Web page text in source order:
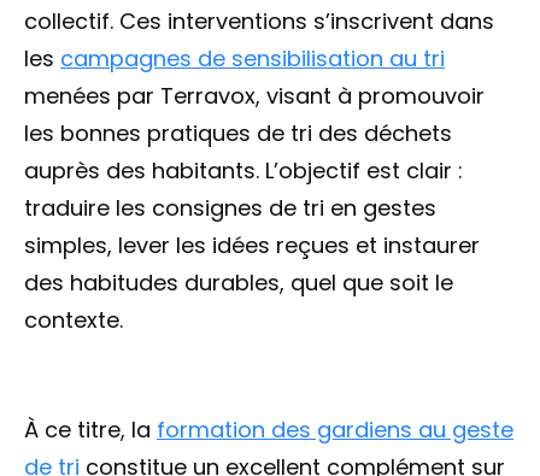
collectif. Ces interventions s’inscrivent dans
les campagnes de sensibilisation au tri
menées par Terravox, visant à promouvoir
les bonnes pratiques de tri des déchets
auprès des habitants. L’objectif est clair :
traduire les consignes de tri en gestes
simples, lever les idées reçues et instaurer
des habitudes durables, quel que soit le
contexte.
À ce titre, la formation des gardiens au geste
de tri constitue un excellent complément sur